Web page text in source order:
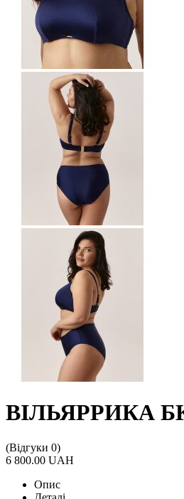
ВІЛЬЯРРИКА
(Відгуки 0)
6 800.00 UAH
Опис